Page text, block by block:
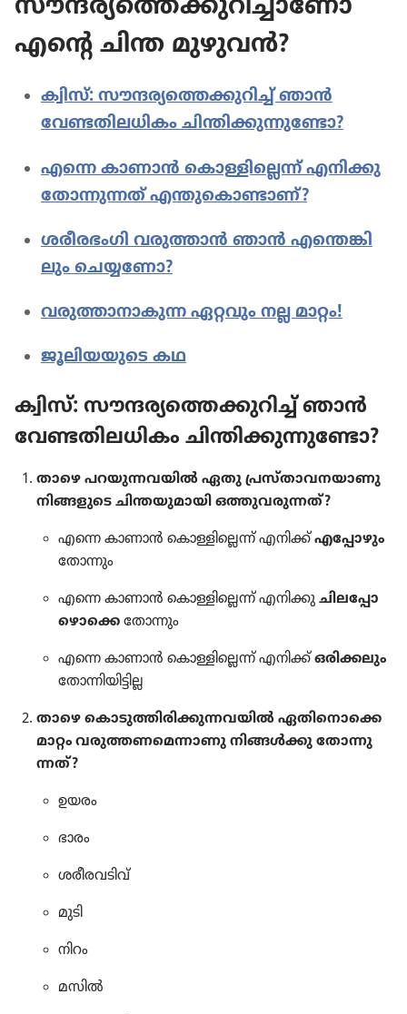
സൗന്ദര്യ​ത്തെ​ക്കു​റി​ച്ചാ​ണോ
എന്റെ ചിന്ത മുഴുവൻ?
ക്വിസ്‌: സൗന്ദര്യ​ത്തെ​ക്കു​റിച്ച്‌ ഞാൻ
വേണ്ടതി​ല​ധി​കം ചിന്തി​ക്കു​ന്നു​ണ്ടോ?
എന്നെ കാണാൻ കൊള്ളി​ല്ലെന്ന്‌ എനിക്കു
തോന്നു​ന്നത്‌ എന്തു​കൊ​ണ്ടാണ്‌?
ശരീര​ഭം​ഗി വരുത്താൻ ഞാൻ എന്തെങ്കി​
ലും ചെയ്യണോ?
വരുത്താ​നാ​കു​ന്ന ഏറ്റവും നല്ല മാറ്റം!
ജൂലി​യ​യു​ടെ കഥ
ക്വിസ്‌: സൗന്ദര്യ​ത്തെ​ക്കു​റിച്ച്‌ ഞാൻ
വേണ്ടതി​ല​ധി​കം ചിന്തി​ക്കു​ന്നു​ണ്ടോ?
താഴെ പറയു​ന്ന​വ​യിൽ ഏതു പ്രസ്‌താ​വ​ന​യാ​ണു
നിങ്ങളു​ടെ ചിന്തയു​മാ​യി ഒത്തുവ​രു​ന്നത്‌?
എന്നെ കാണാൻ കൊള്ളി​ല്ലെന്ന്‌ എനിക്ക്‌എപ്പോ​ഴും
തോന്നും
എന്നെ കാണാൻ കൊള്ളി​ല്ലെന്ന്‌ എനിക്കു ചില​പ്പോ​
ഴൊ​ക്കെ തോന്നും
എന്നെ കാണാൻ കൊള്ളി​ല്ലെന്ന്‌ എനിക്ക്‌ഒരിക്ക​ലും
തോന്നി​യി​ട്ടി​ല്ല
താഴെ കൊടു​ത്തി​രി​ക്കു​ന്ന​വ​യിൽ ഏതി​നൊ​ക്കെ
മാറ്റം വരുത്ത​ണ​മെ​ന്നാ​ണു നിങ്ങൾക്കു തോന്നു​
ന്നത്‌?
ഉയരം
ഭാരം
ശരീരവടിവ്‌
മുടി
നിറം
മസിൽ